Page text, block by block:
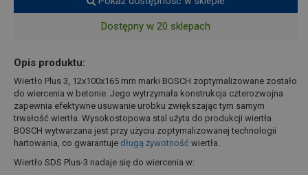
Dostępny w 20 sklepach
Opis produktu:
Wiertło Plus 3, 12x100x165 mm marki BOSCH zoptymalizowane zostało
do wiercenia w betonie. Jego wytrzymała konstrukcja czterozwojna
zapewnia efektywne usuwanie urobku zwiększając tym samym
trwałość wiertła. Wysokostopowa stal użyta do produkcji wiertła
BOSCH wytwarzana jest przy użyciu zoptymalizowanej technologii
hartowania, co gwarantuje długą żywotność wiertła.
Wiertło SDS Plus-3 nadaje się do wiercenia w: